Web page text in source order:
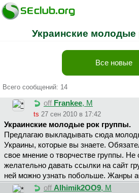
Украинские молодые
Все новые
Всего сообщений: 14
off Frankee, М
ts 27 сен 2010 в 17:42
Украинские молодые рок группы.
Предлагаю выкладывать сюда
Украины, которые вы знаете.
свое мнение о творчестве группы. Не
желательно давать ссылки на сайт
ней можно узнать побольше. Жанры
off Alhimik2OO9, М